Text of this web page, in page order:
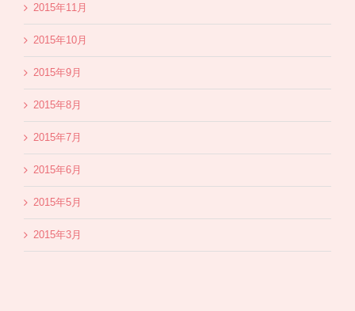
2015年11月
2015年10月
2015年9月
2015年8月
2015年7月
2015年6月
2015年5月
2015年3月